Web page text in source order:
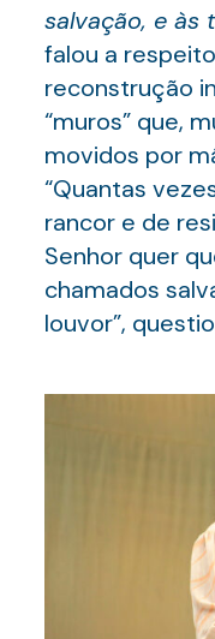
salvação, e às
falou a
reconstrução
“muros” que,
movidos por
“Quantas
rancor e de
Senhor quer
chamados
louvor”,